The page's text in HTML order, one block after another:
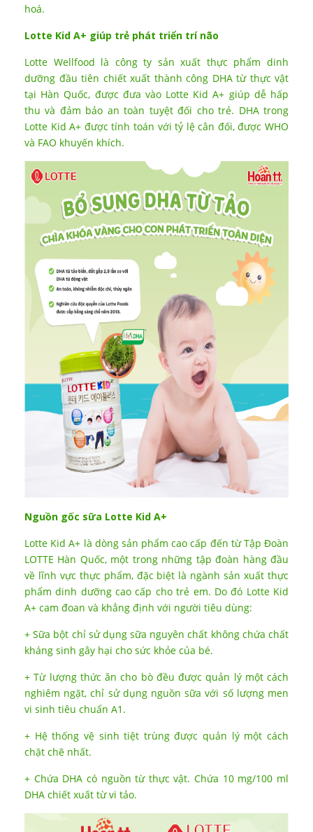
hoá.
Lotte Kid A+ giúp trẻ phát triển trí não
Lotte Wellfood là công ty sản xuất thực phẩm dinh
dưỡng đầu tiên chiết xuất thành công DHA từ thực vật
tại Hàn Quốc, được đưa vào Lotte Kid A+ giúp dễ hấp
thu và đảm bảo an toàn tuyệt đối cho trẻ. DHA trong
Lotte Kid A+ được tính toán với tỷ lệ cân đối, được WHO
và FAO khuyến khích.
Nguồn gốc sữa Lotte Kid A+
Lotte Kid A+ là dòng sản phẩm cao cấp đến từ Tập Đoàn
LOTTE Hàn Quốc, một trong những tập đoàn hàng đầu
về lĩnh vực thực phẩm, đặc biệt là ngành sản xuất thực
phẩm dinh dưỡng cao cấp cho trẻ em. Do đó Lotte Kid
A+ cam đoan và khẳng định với người tiêu dùng:
+ Sữa bột chỉ sử dụng sữa nguyên chất không chứa chất
kháng sinh gây hại cho sức khỏe của bé.
+ Từ lượng thức ăn cho bò đều được quản lý một cách
nghiêm ngặt, chỉ sử dụng nguồn sữa với số lượng men
vi sinh tiêu chuẩn A1.
+ Hệ thống vệ sinh tiệt trùng được quản lý một cách
chặt chẽ nhất.
+ Chứa DHA có nguồn từ thực vật. Chứa 10 mg/100 ml
DHA chiết xuất từ vi tảo.